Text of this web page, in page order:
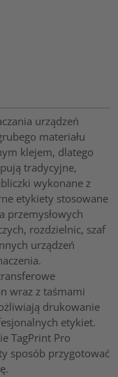
urządzeń
materiału
klejem, dlatego
tradycyjne,
wykonane z
etykiety stosowane
przemysłowych
rozdzielnic, szaf
urządzeń
wraz z taśmami
drukowanie
etykiet.
TagPrint Pro
sposób przygotować